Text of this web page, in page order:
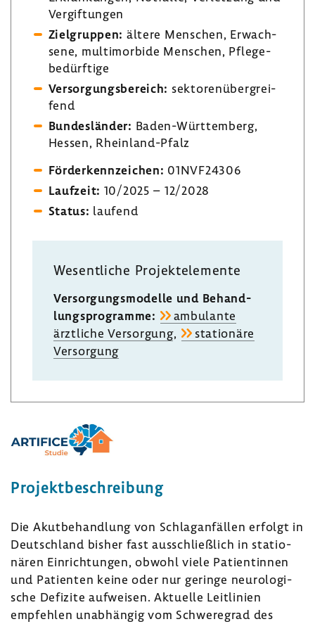
Vergif­tungen
Ziel­gruppen: ältere Menschen, Erwach­
sene, multi­mor­bide Menschen, Pfle­ge­
be­dürf­tige
Versor­gungs­be­reich: sekto­ren­über­grei­
fend
Bundes­länder: Baden-​Württemberg,
Hessen, Rheinland-​Pfalz
Förder­kenn­zei­chen: 01NVF24306
Lauf­zeit: 10/2025 – 12/2028
Status: laufend
Wesent­liche Projekt­ele­mente
Versor­gungs­mo­delle und Behand­
lungs­pro­gramme:
ambu­lante
ärzt­liche Versor­gung,
statio­näre
Versor­gung
Projekt­be­schrei­bung
Die Akut­be­hand­lung von Schlag­an­fällen erfolgt in
Deutsch­land bisher fast ausschließ­lich in statio­
nären Einrich­tungen, obwohl viele Pati­en­tinnen
und Pati­enten keine oder nur geringe neuro­lo­gi­
sche Defi­zite aufweisen. Aktu­elle Leit­li­nien
empfehlen unab­hängig vom Schwe­re­grad des